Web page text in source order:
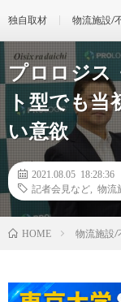
独自取材 物流施設/
プロロジス
ト型でも当
い意欲
2021.08.05 18:28:36
記者会見など
物流
HOME 物流施設/